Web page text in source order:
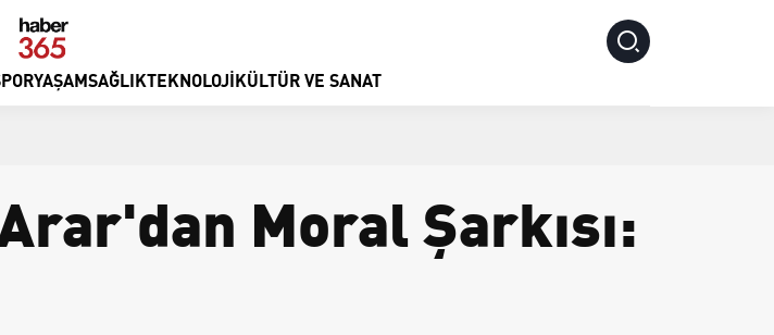
YAŞAMSAĞLIKTEKNOLOJIKÜLTÜR VE SANAT
Moral Şarkısı: